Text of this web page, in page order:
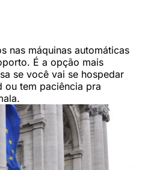
nas máquinas automáticas
É a opção mais
se você vai se hospedar
ou tem paciência pra